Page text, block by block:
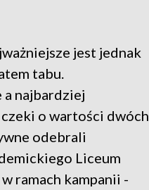
jest jednak
tabu.
najbardziej
czeki o wartości dwóch
odebrali
Liceum
ramach kampanii -